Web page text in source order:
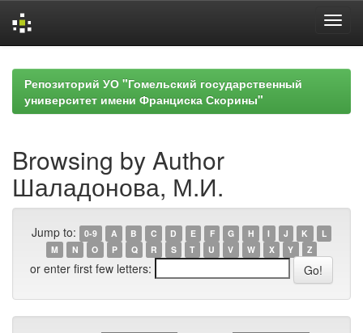
navigationРепозиторий УО "Гомельский государственный
университет имени Франциска Скорины"
Browsing by Author
Шаладонова, М.И.
Jump to: 0-9 A B C D E F G H I J K
L
M
N O P Q R S T U V W X Y Z
or enter first few letters: